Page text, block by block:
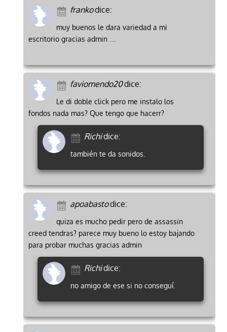
frankodice:
muy buenos le dara variedad a mi
escritorio gracias admin …
faviomendo20dice:
Le di doble click pero me instalo los
fondos nada mas? Que tengo que hacerr?
Richidice:
también te da sonidos.
apoabastodice:
quiza es mucho pedir pero de assassin
creed tendras? parece muy bueno lo estoy bajando
para probar muchas gracias admin
Richidice:
no amigo de ese si no conseguí.